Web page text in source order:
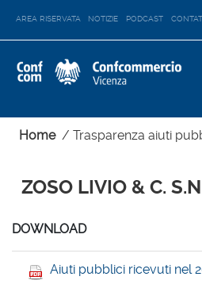
AREA RISERVATA NOTIZIE PODCAST
Home/ Trasparenza aiuti
ZOSO LIVIO & C.
DOWNLOAD
Aiuti pubblici ricevuti nel